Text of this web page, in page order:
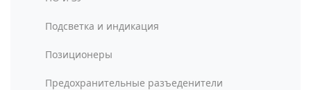
Подсветка и индикация
Позиционеры
Предохранительные разъеденители